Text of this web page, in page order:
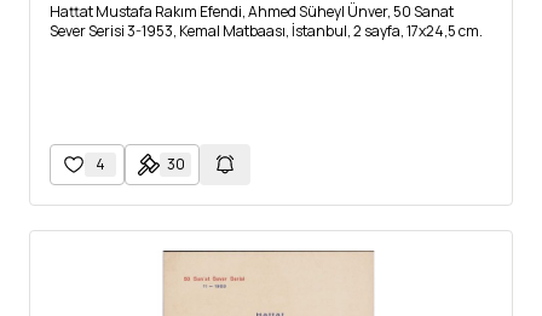
Hattat Mustafa Rakım Efendi, Ahmed Süheyl Ünver, 50 Sanat
Sever Serisi 3-1953, Kemal Matbaası, İstanbul, 2 sayfa, 17x24,5 cm.
4 30